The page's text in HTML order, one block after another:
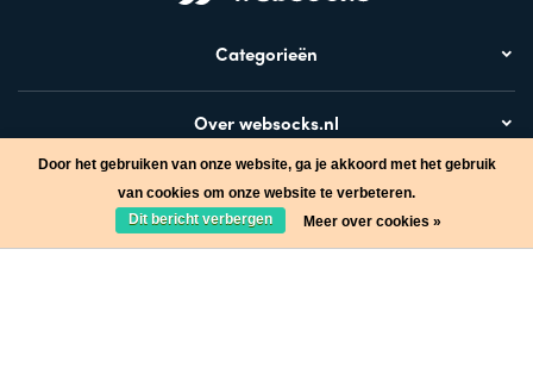
Categorieën
Over websocks.nl
Bezoek ook
Door het gebruiken van onze website, ga je akkoord met het gebruik
van cookies om onze website te verbeteren.
Dit bericht verbergen
Meer over cookies »